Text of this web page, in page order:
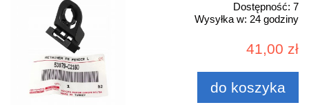
Dostępność: 7
Wysyłka w: 24 godziny
41,00 zł
do koszyka